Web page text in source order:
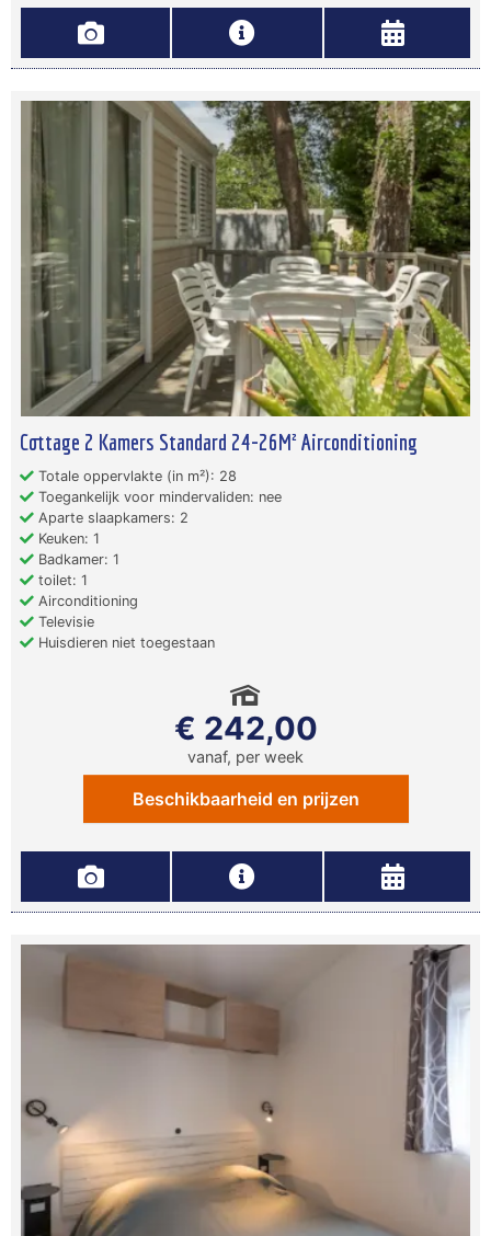
Cottage 2 Kamers Standard 24-26M² Airconditioning
Totale oppervlakte (in m²): 28
Toegankelijk voor mindervaliden: nee
Aparte slaapkamers: 2
Keuken: 1
Badkamer: 1
toilet: 1
Airconditioning
Televisie
Huisdieren niet toegestaan
€ 242,00
vanaf, per week
Beschikbaarheid en prijzen